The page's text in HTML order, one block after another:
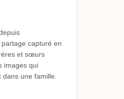
capturé en
et sœurs
images qui
une famille.